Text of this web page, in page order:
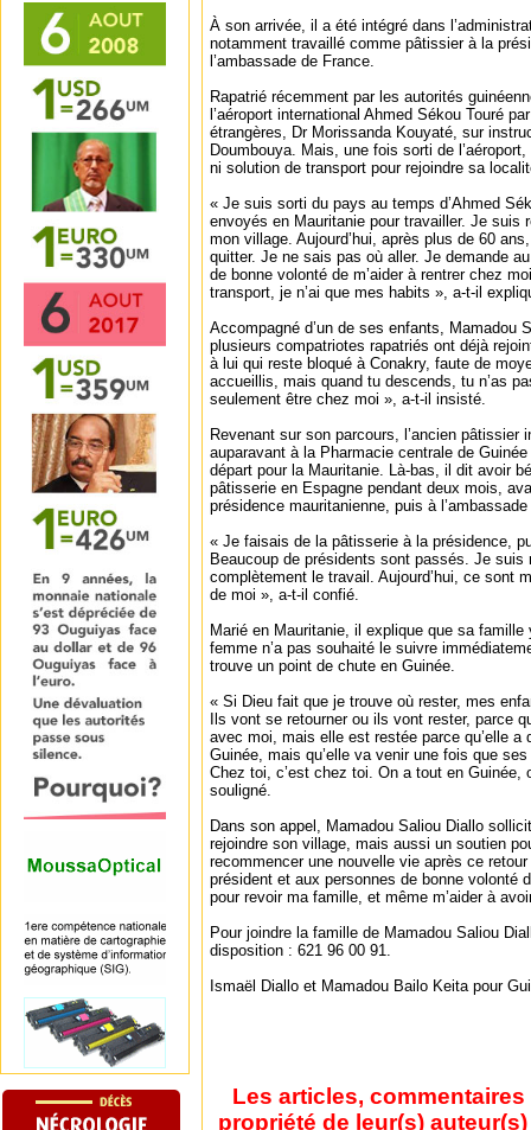
À son arrivée, il a été intégré dans
notamment travaillé comme pâtissier à la
l’ambassade de France.
Rapatrié récemment par les autorités
l’aéroport international Ahmed Sékou Touré
étrangères, Dr Morissanda Kouyaté, sur
Doumbouya. Mais, une fois sorti de
ni solution de transport pour rejoindre sa
« Je suis sorti du pays au temps d’Ahmed
envoyés en Mauritanie pour travailler. Je suis
mon village. Aujourd’hui, après plus de 60
quitter. Je ne sais pas où aller. Je demande
de bonne volonté de m’aider à rentrer chez
transport, je n’ai que mes habits », a-t-il
Accompagné d’un de ses enfants, Mamadou
plusieurs compatriotes rapatriés ont déjà
à lui qui reste bloqué à Conakry, faute de
accueillis, mais quand tu descends, tu n’as
seulement être chez moi », a-t-il insisté.
Revenant sur son parcours, l’ancien pâtissier
auparavant à la Pharmacie centrale de
départ pour la Mauritanie. Là-bas, il dit avoir
pâtisserie en Espagne pendant deux mois,
présidence mauritanienne, puis à
« Je faisais de la pâtisserie à la présidence,
Beaucoup de présidents sont passés. Je suis
complètement le travail. Aujourd’hui, ce sont
de moi », a-t-il confié.
Marié en Mauritanie, il explique que sa
femme n’a pas souhaité le suivre
trouve un point de chute en Guinée.
« Si Dieu fait que je trouve où rester, mes
Ils vont se retourner ou ils vont rester, parce
avec moi, mais elle est restée parce qu’elle a
Guinée, mais qu’elle va venir une fois que
Chez toi, c’est chez toi. On a tout en Guinée,
souligné.
Dans son appel, Mamadou Saliou Diallo
rejoindre son village, mais aussi un soutien
recommencer une nouvelle vie après ce
président et aux personnes de bonne volonté
pour revoir ma famille, et même m’aider à
Pour joindre la famille de Mamadou Saliou
disposition : 621 96 00 91.
Ismaël Diallo et Mamadou Bailo Keita pour
Les articles,
propriété de leur(s)